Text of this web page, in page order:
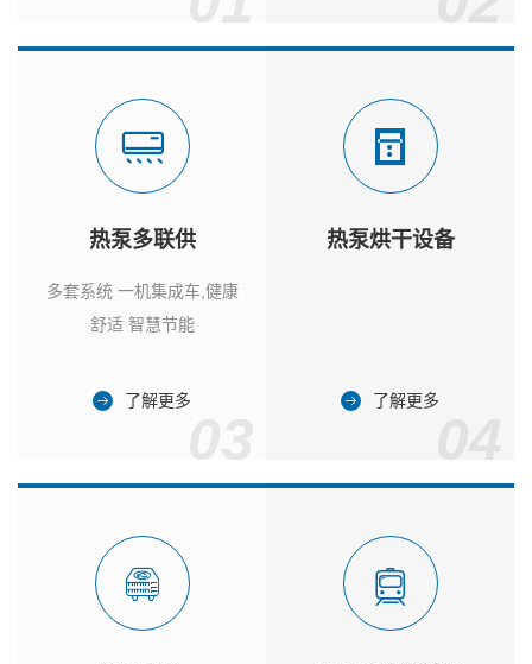
热泵多联供
多套系统 一机集成车,健康
舒适 智慧节能
了解更多
热泵烘干设备
了解更多